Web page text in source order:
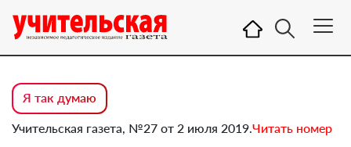
Я так думаю
Учительская газета, №27 от 2 июля 2019.Читать номер